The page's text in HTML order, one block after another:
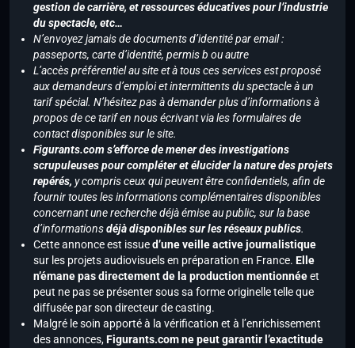
gestion de carrière, et ressources éducatives pour l’industrie
du spectacle, etc…
N’envoyez jamais de documents d’identité par email :
passeports, carte d’identité, permis b ou autre
L’accès préférentiel au site et à tous ces services est proposé
aux demandeurs d’emploi et intermittents du spectacle à un
tarif spécial. N’hésitez pas à demander plus d’informations à
propos de ce tarif en nous écrivant via les formulaires de
contact disponibles sur le site.
Figurants.com s’efforce de mener des investigations
scrupuleuses pour compléter et élucider la nature des projets
repérés, y compris ceux qui peuvent être confidentiels, afin de
fournir toutes les informations complémentaires disponibles
concernant une recherche déjà émise au public, sur la base
d’informationsdéjà disponibles sur les réseaux publics.
Cette annonce est issued’une veille active journalistique
sur les projets audiovisuels en préparation en France. Elle
n’émane pas directement de la production mentionnéeet
peut ne pas se présenter sous sa forme originelle telle que
diffusée par son directeur de casting.
Malgré le soin apporté à la vérification et à l’enrichissement
des annonces,Figurants.com ne peut garantir l’exactitude